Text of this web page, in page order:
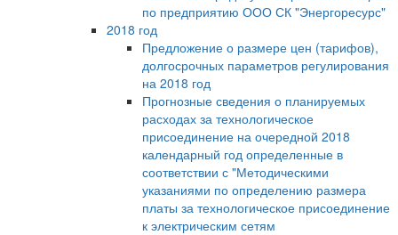
по предприятию ООО СК "Энергоресурс"
2018 год
Предложение о размере цен (тарифов),
долгосрочных параметров регулирования
на 2018 год
Прогнозные сведения о планируемых
расходах за технологическое
присоединение на очередной 2018
календарный год определенные в
соответствии с "Методическими
указаниями по определению размера
платы за технологическое присоединение
к электрическим сетям